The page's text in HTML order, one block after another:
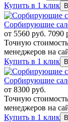
Купить в 1 клик
Сорбирующие
от 5560 руб. 7090
Точную
менеджеров на
Купить в 1 клик
Сорбирующие
от 8300 руб.
Точную
менеджеров на
Купить в 1 клик